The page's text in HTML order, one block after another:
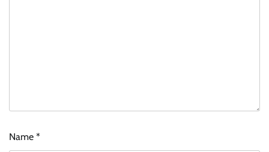
Name *